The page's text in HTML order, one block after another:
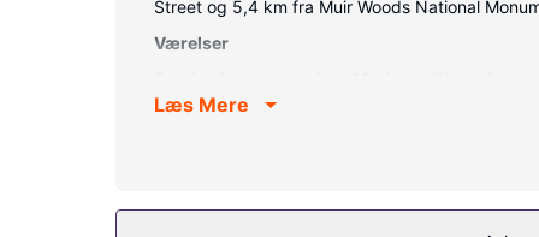
Street og 5,4 km fra Muir Woods National
Værelser
komme på nettet, og kabelkanaler sørger for
Læs Mere